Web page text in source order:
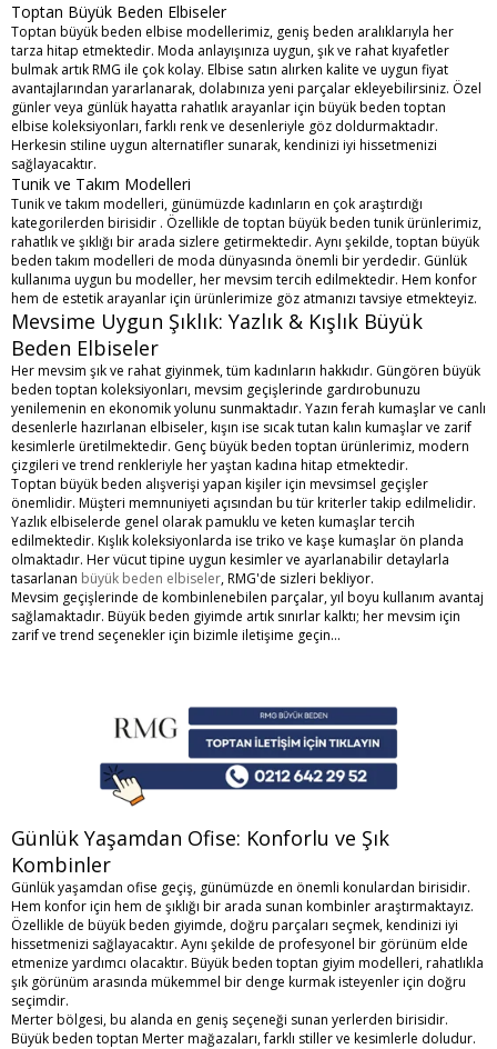
Toptan Büyük Beden Elbiseler
Toptan büyük beden elbise modellerimiz, geniş beden aralıklarıyla her
tarza hitap etmektedir. Moda anlayışınıza uygun, şık ve rahat kıyafetler
bulmak artık RMG ile çok kolay. Elbise satın alırken kalite ve uygun fiyat
avantajlarından yararlanarak, dolabınıza yeni parçalar ekleyebilirsiniz. Özel
günler veya günlük hayatta rahatlık arayanlar için büyük beden toptan
elbise koleksiyonları, farklı renk ve desenleriyle göz doldurmaktadır.
Herkesin stiline uygun alternatifler sunarak, kendinizi iyi hissetmenizi
sağlayacaktır.
Tunik ve Takım Modelleri
Tunik ve takım modelleri, günümüzde kadınların en çok araştırdığı
kategorilerden birisidir . Özellikle de toptan büyük beden tunik ürünlerimiz,
rahatlık ve şıklığı bir arada sizlere getirmektedir. Aynı şekilde, toptan büyük
beden takım modelleri de moda dünyasında önemli bir yerdedir. Günlük
kullanıma uygun bu modeller, her mevsim tercih edilmektedir. Hem konfor
hem de estetik arayanlar için ürünlerimize göz atmanızı tavsiye etmekteyiz.
Mevsime Uygun Şıklık: Yazlık & Kışlık Büyük
Beden Elbiseler
Her mevsim şık ve rahat giyinmek, tüm kadınların hakkıdır. Güngören büyük
beden toptan koleksiyonları, mevsim geçişlerinde gardırobunuzu
yenilemenin en ekonomik yolunu sunmaktadır. Yazın ferah kumaşlar ve canlı
desenlerle hazırlanan elbiseler, kışın ise sıcak tutan kalın kumaşlar ve zarif
kesimlerle üretilmektedir. Genç büyük beden toptan ürünlerimiz, modern
çizgileri ve trend renkleriyle her yaştan kadına hitap etmektedir.
Toptan büyük beden alışverişi yapan kişiler için mevsimsel geçişler
önemlidir. Müşteri memnuniyeti açısından bu tür kriterler takip edilmelidir.
Yazlık elbiselerde genel olarak pamuklu ve keten kumaşlar tercih
edilmektedir. Kışlık koleksiyonlarda ise triko ve kaşe kumaşlar ön planda
olmaktadır. Her vücut tipine uygun kesimler ve ayarlanabilir detaylarla
tasarlanan büyük beden elbiseler, RMG'de sizleri bekliyor.
Mevsim geçişlerinde de kombinlenebilen parçalar, yıl boyu kullanım avantaj
sağlamaktadır. Büyük beden giyimde artık sınırlar kalktı; her mevsim için
zarif ve trend seçenekler için bizimle iletişime geçin...
Günlük Yaşamdan Ofise: Konforlu ve Şık
Kombinler
Günlük yaşamdan ofise geçiş, günümüzde en önemli konulardan birisidir.
Hem konfor için hem de şıklığı bir arada sunan kombinler araştırmaktayız.
Özellikle de büyük beden giyimde, doğru parçaları seçmek, kendinizi iyi
hissetmenizi sağlayacaktır. Aynı şekilde de profesyonel bir görünüm elde
etmenize yardımcı olacaktır. Büyük beden toptan giyim modelleri, rahatlıkla
şık görünüm arasında mükemmel bir denge kurmak isteyenler için doğru
seçimdir.
Merter bölgesi, bu alanda en geniş seçeneği sunan yerlerden birisidir.
Büyük beden toptan Mertermağazaları, farklı stiller ve kesimlerle doludur.